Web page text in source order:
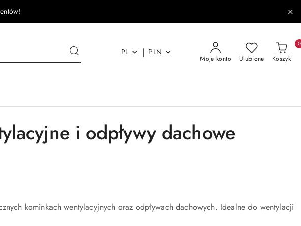
PL | PLN
Moje konto Ulubione Koszyk
0
i odpływy dachowe
kominkach wentylacyjnych oraz odpływach dachowych. Idealne do wentylacji